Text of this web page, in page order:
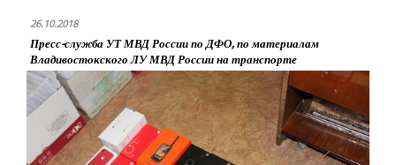
26.10.2018
Пресс-служба УТ МВД России по ДФО, по материалам
Владивостокского ЛУ МВД России на транспорте